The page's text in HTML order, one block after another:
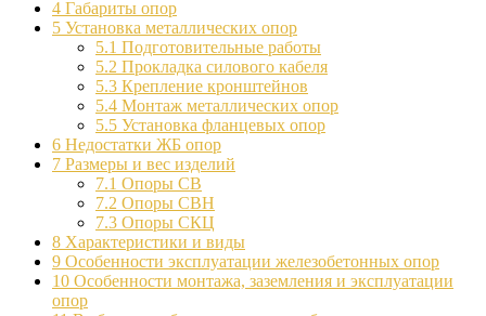
4 Габариты опор
5 Установка металлических опор
5.1 Подготовительные работы
5.2 Прокладка силового кабеля
5.3 Крепление кронштейнов
5.4 Монтаж металлических опор
5.5 Установка фланцевых опор
6 Недостатки ЖБ опор
7 Размеры и вес изделий
7.1 Опоры СВ
7.2 Опоры СВН
7.3 Опоры СКЦ
8 Характеристики и виды
9 Особенности эксплуатации железобетонных опор
10 Особенности монтажа, заземления и эксплуатации
опор